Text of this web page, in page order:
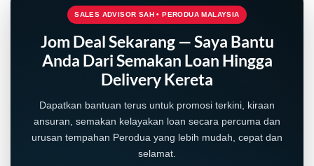
SALES ADVISOR SAH • PERODUA MALAYSIA
Jom Deal Sekarang — Saya Bantu
Anda Dari Semakan Loan Hingga
Delivery Kereta
Dapatkan bantuan terus untuk promosi terkini, kiraan
ansuran, semakan kelayakan loan secara percuma dan
urusan tempahan Perodua yang lebih mudah, cepat dan
selamat.